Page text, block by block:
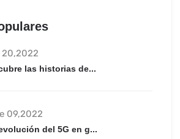
20,2022
las historias de...
09,2022
del 5G en g...